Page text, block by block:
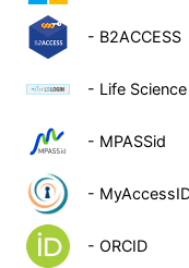
- B2ACCESS
- Life
- MPASSid
-
- ORCID